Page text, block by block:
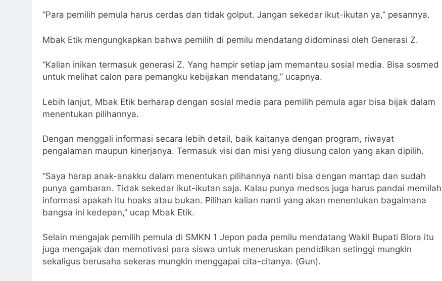
‘’Para pemilih pemula harus cerdas dan tidak golput. Jangan sekedar ikut-ikutan ya,’’ pesannya.
Mbak Etik mengungkapkan bahwa pemilih di pemilu mendatang didominasi oleh Generasi Z.
“Kalian inikan termasuk generasi Z. Yang hampir setiap jam memantau sosial media. Bisa sosmed
untuk melihat calon para pemangku kebijakan mendatang,” ucapnya.
Lebih lanjut, Mbak Etik berharap dengan sosial media para pemilih pemula agar bisa bijak dalam
menentukan pilihannya.
Dengan menggali informasi secara lebih detail, baik kaitanya dengan program, riwayat
pengalaman maupun kinerjanya. Termasuk visi dan misi yang diusung calon yang akan dipilih.
“Saya harap anak-anakku dalam menentukan pilihannya nanti bisa dengan mantap dan sudah
punya gambaran. Tidak sekedar ikut-ikutan saja. Kalau punya medsos juga harus pandai memilah
informasi apakah itu hoaks atau bukan. Pilihan kalian nanti yang akan menentukan bagaimana
bangsa ini kedepan,” ucap Mbak Etik.
Selain mengajak pemilih pemula di SMKN 1 Jepon pada pemilu mendatang Wakil Bupati Blora itu
juga mengajak dan memotivasi para siswa untuk meneruskan pendidikan setinggi mungkin
sekaligus berusaha sekeras mungkin menggapai cita-citanya. (Gun).